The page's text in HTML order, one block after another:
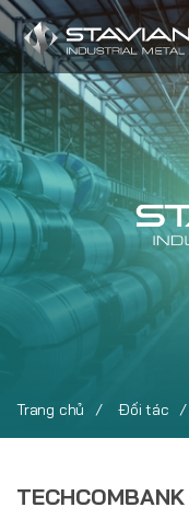
Trang chủ Đối tác
TECHCOMBANK